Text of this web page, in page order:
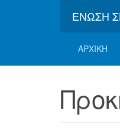
ΈΝΩΣΗ
ΑΡΧΙΚΉ